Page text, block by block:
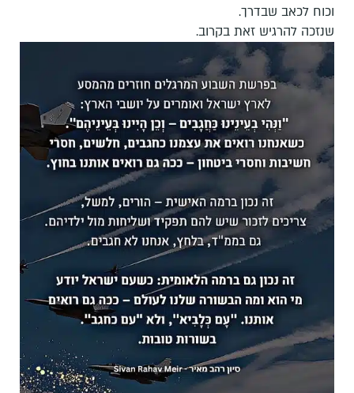
וכוח לכאב שבדרך.
שנזכה להרגיש זאת בקרוב.